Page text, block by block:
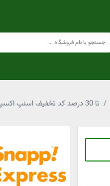
تا 30 درصد کد تخفیف اسنپ اکسپرس ترشی و شوری